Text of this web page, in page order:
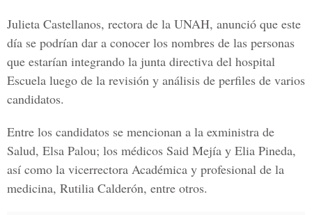
Julieta Castellanos, rectora de la UNAH, anunció que este
día se podrían dar a conocer los nombres de las personas
que estarían integrando la junta directiva del hospital
Escuela luego de la revisión y análisis de perfiles de varios
candidatos.
Entre los candidatos se mencionan a la exministra de
Salud, Elsa Palou; los médicos Said Mejía y Elia Pineda,
así como la vicerrectora Académica y profesional de la
medicina, Rutilia Calderón, entre otros.